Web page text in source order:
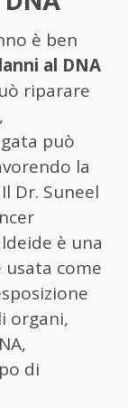
è ben
al DNA
riparare
può
la
Dr. Suneel
è una
come
organi,
di